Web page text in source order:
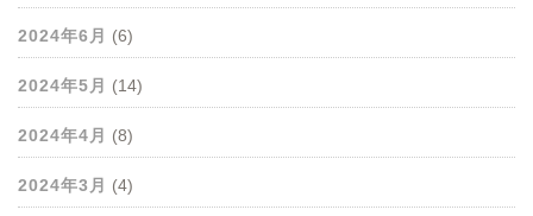
2024年6月 (6)
2024年5月 (14)
2024年4月 (8)
2024年3月 (4)